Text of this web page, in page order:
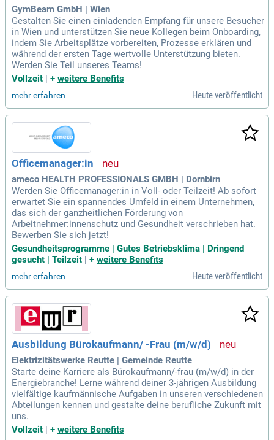
GymBeam GmbH | Wien
Gestalten Sie einen einladenden Empfang für unsere Besucher
in Wien und unterstützen Sie neue Kollegen beim Onboarding,
indem Sie Arbeitsplätze vorbereiten, Prozesse erklären und
während der ersten Tage wertvolle Unterstützung bieten.
Werden Sie Teil unseres Teams!
Vollzeit | + weitere Benefits
mehr erfahren Heute veröffentlicht
Officemanager:in
ameco HEALTH PROFESSIONALS GMBH | Dornbirn
Werden Sie Officemanager:in in Voll- oder Teilzeit! Ab sofort
erwartet Sie ein spannendes Umfeld in einem Unternehmen,
das sich der ganzheitlichen Förderung von
Arbeitnehmer:innenschutz und Gesundheit verschrieben hat.
Bewerben Sie sich jetzt!
Gesundheitsprogramme | Gutes Betriebsklima | Dringend
gesucht | Teilzeit | + weitere Benefits
mehr erfahren Heute veröffentlicht
Ausbildung Bürokaufmann/ -Frau (m/w/d)
Elektrizitätswerke Reutte | Gemeinde Reutte
Starte deine Karriere als Bürokaufmann/-frau (m/w/d) in der
Energiebranche! Lerne während deiner 3-jährigen Ausbildung
vielfältige kaufmännische Aufgaben in unseren verschiedenen
Abteilungen kennen und gestalte deine berufliche Zukunft mit
uns.
Vollzeit
+ weitere Benefits